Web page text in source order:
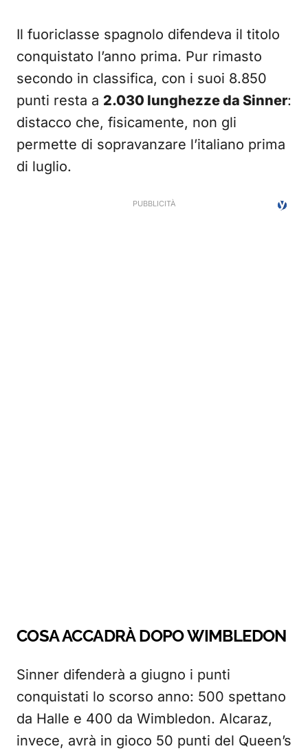
Il fuoriclasse spagnolo difendeva il titolo
conquistato l’anno prima. Pur rimasto
secondo in classifica, con i suoi 8.850
punti resta a 2.030 lunghezze da Sinner:
distacco che, fisicamente, non gli
permette di sopravanzare l’italiano prima
di luglio.
COSA ACCADRÀ DOPO WIMBLEDON
Sinner difenderà a giugno i punti
conquistati lo scorso anno: 500 spettano
da Halle e 400 da Wimbledon. Alcaraz,
invece, avrà in gioco 50 punti del Queen’s